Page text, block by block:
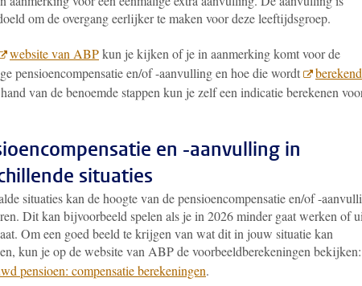
om de overgang eerlijker te maken voor deze leeftijdsgroep.
website van ABPkun je kijken of je in aanmerking komt voor de
pensioencompensatie en/of -aanvulling en hoe die wordt
berekend
van de benoemde stappen kun je zelf een indicatie berekenen
en -aanvulling in
situaties
situaties kan de hoogte van de pensioencompensatie en/of -
Dit kan bijvoorbeeld spelen als je in 2026 minder gaat werken of
Om een goed beeld te krijgen van wat dit in jouw situatie kan
kun je op de website van ABP de voorbeeldberekeningen bekijken:
pensioen: compensatie berekeningen.